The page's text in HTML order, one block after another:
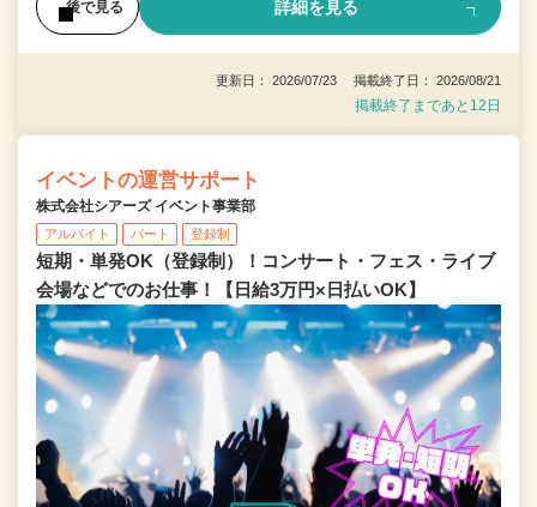
後で見る 詳細を見る
更新日： 2026/07/23 掲載終了日： 2026/08/21
掲載終了まであと12日
イベントの運営サポート
株式会社シアーズ イベント事業部
アルバイト パート 登録制
短期・単発OK（登録制）！コンサート・フェス・ライブ
会場などでのお仕事！【日給3万円×日払いOK】